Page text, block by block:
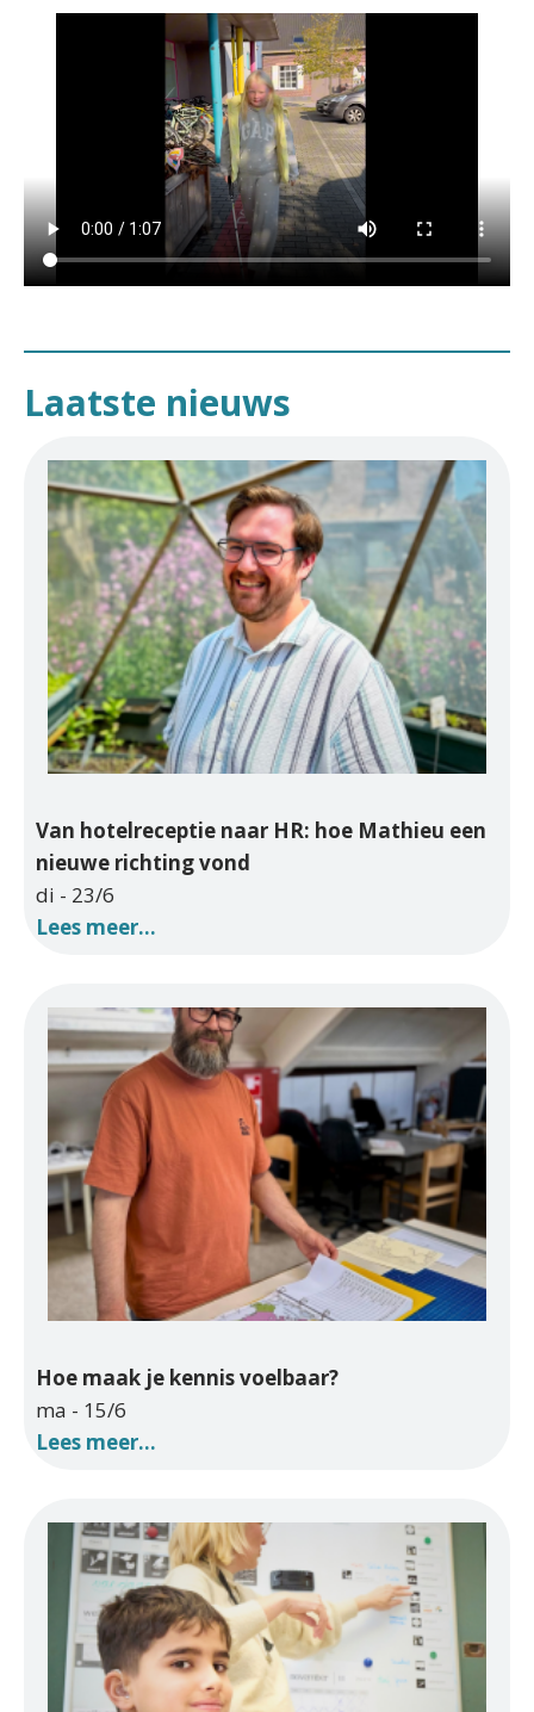
Laatste nieuws
Van hotelreceptie naar HR: hoe Mathieu een
nieuwe richting vond
di - 23/6
Lees meer...
Hoe maak je kennis voelbaar?
ma - 15/6
Lees meer...